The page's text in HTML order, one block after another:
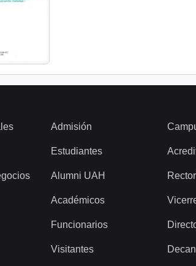
Admisión
Estudiantes
Alumni UAH
Académicos
Funcionarios
Visitantes